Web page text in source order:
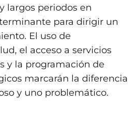
largos periodos en
para dirigir un
El uso de
el acceso a servicios
y la programación de
marcarán la diferencia
y uno problemático.